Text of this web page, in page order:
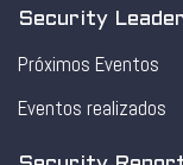
Security
Próximos Eventos
Eventos realizados